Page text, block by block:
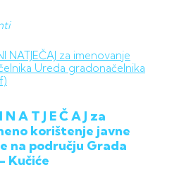
NATJEČAJ za imenovanje
Ureda gradonačelnika
N A T J E Č A J za
korištenje javne
na području Grada
Kučiće